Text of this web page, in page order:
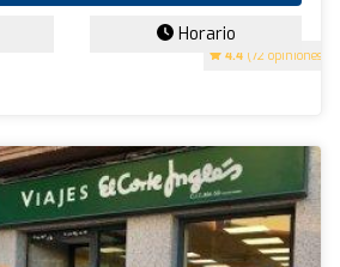
4.4 (72 opiniones)
Horario